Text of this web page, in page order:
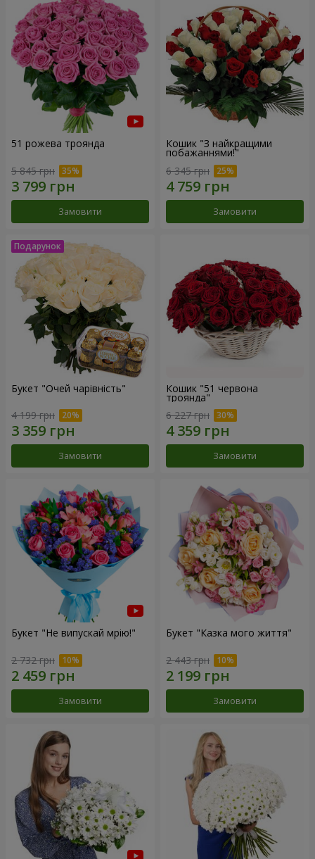
51 рожева троянда
5 845 грн
Замовити
Кошик "З найкращими
побажаннями!"
6 345 грн
Замовити
Букет "Очей чарівність"
4 199 грн
Замовити
Кошик "51 червона
троянда"
6 227 грн
Замовити
Букет "Не випускай мрію!"
2 732 грн
Замовити
Букет "Казка мого життя"
2 443 грн
Замовити